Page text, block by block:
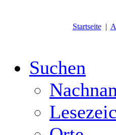
Startseite|
Suchen